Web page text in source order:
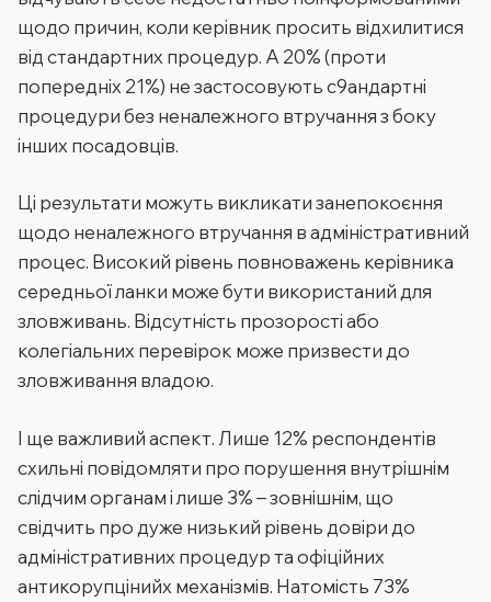
щодо причин, коли керівник просить відхилитися
від стандартних процедур. А 20% (проти
попередніх 21%) не застосовують с9андартні
процедури без неналежного втручання з боку
інших посадовців.
Ці результати можуть викликати занепокоєння
щодо неналежного втручання в адміністративний
процес. Високий рівень повноважень керівника
середньої ланки може бути використаний для
зловживань. Відсутність прозорості або
колегіальних перевірок може призвести до
зловживання владою.
І ще важливий аспект. Лише 12% респондентів
схильні повідомляти про порушення внутрішнім
слідчим органам і лише 3% – зовнішнім, що
свідчить про дуже низький рівень довіри до
адміністративних процедур та офіційних
антикорупцінийх механізмів. Натомість 73%